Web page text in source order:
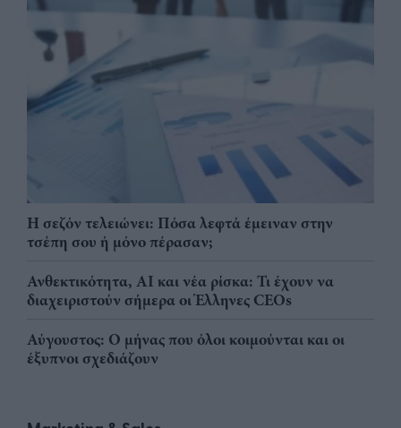
Η σεζόν τελειώνει: Πόσα λεφτά έμειναν στην
τσέπη σου ή μόνο πέρασαν;
Ανθεκτικότητα, AI και νέα ρίσκα: Τι έχουν να
διαχειριστούν σήμερα οι Έλληνες CEOs
Αύγουστος: Ο μήνας που όλοι κοιμούνται και οι
έξυπνοι σχεδιάζουν